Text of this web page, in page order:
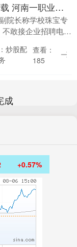
银铺子配资APP下载 河南一职业学院珠宝专业就业率100%，招生办：今年打算招100名学生，暂未招满_企业_毕业生_赵海平
院长称学校珠宝专
敢接企业招聘电
，该校招生办一
业毕业生就业方向
炒股配 查看：
185
成
+0.57%